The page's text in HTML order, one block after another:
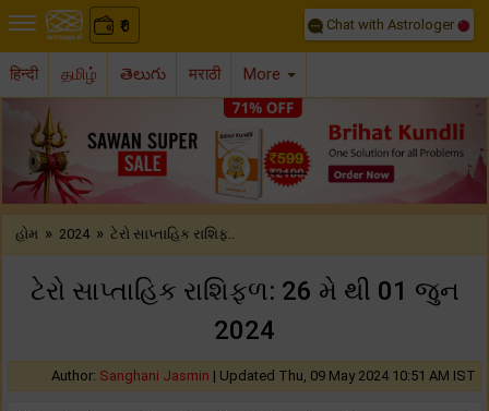
₹
0 Chat with Astrologer
हिन्दी தமிழ் తెలుగు मराठी More
Previous
હોમ » 2024 » ટેરો સાપ્તાહિક રાશિફ..
ટેરો સાપ્તાહિક રાશિફળ: 26 મે થી 01 જુન
2024
Author: Sanghani Jasmin | Updated Thu, 09 May 2024 10:51 AM IST